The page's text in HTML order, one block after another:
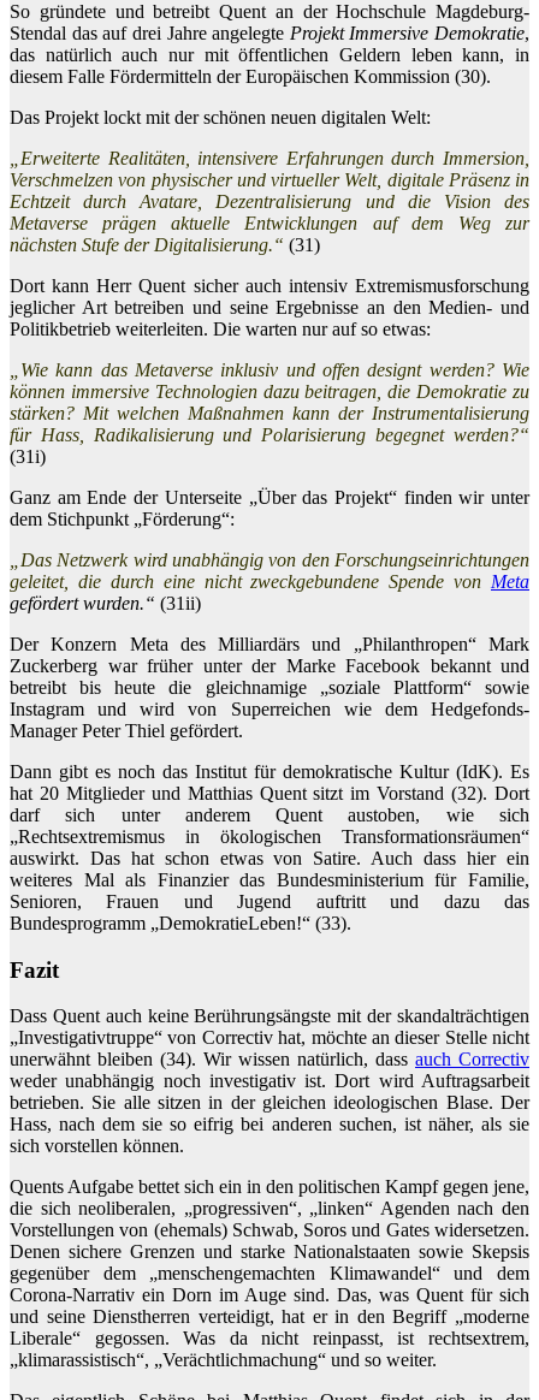
So gründete und betreibt Quent an der Hochschule Magdeburg-
Stendal das auf drei Jahre angelegte Projekt Immersive Demokratie,
das natürlich auch nur mit öffentlichen Geldern leben kann, in
diesem Falle Fördermitteln der Europäischen Kommission (30).
Das Projekt lockt mit der schönen neuen digitalen Welt:
„Erweiterte Realitäten, intensivere Erfahrungen durch Immersion,
Verschmelzen von physischer und virtueller Welt, digitale Präsenz in
Echtzeit durch Avatare, Dezentralisierung und die Vision des
Metaverse prägen aktuelle Entwicklungen auf dem Weg zur
nächsten Stufe der Digitalisierung.“ (31)
Dort kann Herr Quent sicher auch intensiv Extremismusforschung
jeglicher Art betreiben und seine Ergebnisse an den Medien- und
Politikbetrieb weiterleiten. Die warten nur auf so etwas:
„Wie kann das Metaverse inklusiv und offen designt werden? Wie
können immersive Technologien dazu beitragen, die Demokratie zu
stärken? Mit welchen Maßnahmen kann der Instrumentalisierung
für Hass, Radikalisierung und Polarisierung begegnet werden?“
(31i)
Ganz am Ende der Unterseite „Über das Projekt“ finden wir unter
dem Stichpunkt „Förderung“:
„Das Netzwerk wird unabhängig von den Forschungseinrichtungen
geleitet, die durch eine nicht zweckgebundene Spende von Meta
gefördert wurden.“ (31ii)
Der Konzern Meta des Milliardärs und „Philanthropen“ Mark
Zuckerberg war früher unter der Marke Facebook bekannt und
betreibt bis heute die gleichnamige „soziale Plattform“ sowie
Instagram und wird von Superreichen wie dem Hedgefonds-
Manager Peter Thiel gefördert.
Dann gibt es noch das Institut für demokratische Kultur (IdK). Es
hat 20 Mitglieder und Matthias Quent sitzt im Vorstand (32). Dort
darf sich unter anderem Quent austoben, wie sich
„Rechtsextremismus in ökologischen Transformationsräumen“
auswirkt. Das hat schon etwas von Satire. Auch dass hier ein
weiteres Mal als Finanzier das Bundesministerium für Familie,
Senioren, Frauen und Jugend auftritt und dazu das
Bundesprogramm „DemokratieLeben!“ (33).
Fazit
Dass Quent auch keine Berührungsängste mit der skandalträchtigen
„Investigativtruppe“ von Correctiv hat, möchte an dieser Stelle nicht
unerwähnt bleiben (34). Wir wissen natürlich, dass auch Correctiv
weder unabhängig noch investigativ ist. Dort wird Auftragsarbeit
betrieben. Sie alle sitzen in der gleichen ideologischen Blase. Der
Hass, nach dem sie so eifrig bei anderen suchen, ist näher, als sie
sich vorstellen können.
Quents Aufgabe bettet sich ein in den politischen Kampf gegen jene,
die sich neoliberalen, „progressiven“, „linken“ Agenden nach den
Vorstellungen von (ehemals) Schwab, Soros und Gates widersetzen.
Denen sichere Grenzen und starke Nationalstaaten sowie Skepsis
gegenüber dem „menschengemachten Klimawandel“ und dem
Corona-Narrativ ein Dorn im Auge sind. Das, was Quent für sich
und seine Dienstherren verteidigt, hat er in den Begriff „moderne
Liberale“ gegossen. Was da nicht reinpasst, ist rechtsextrem,
„klimarassistisch“, „Verächtlichmachung“ und so weiter.